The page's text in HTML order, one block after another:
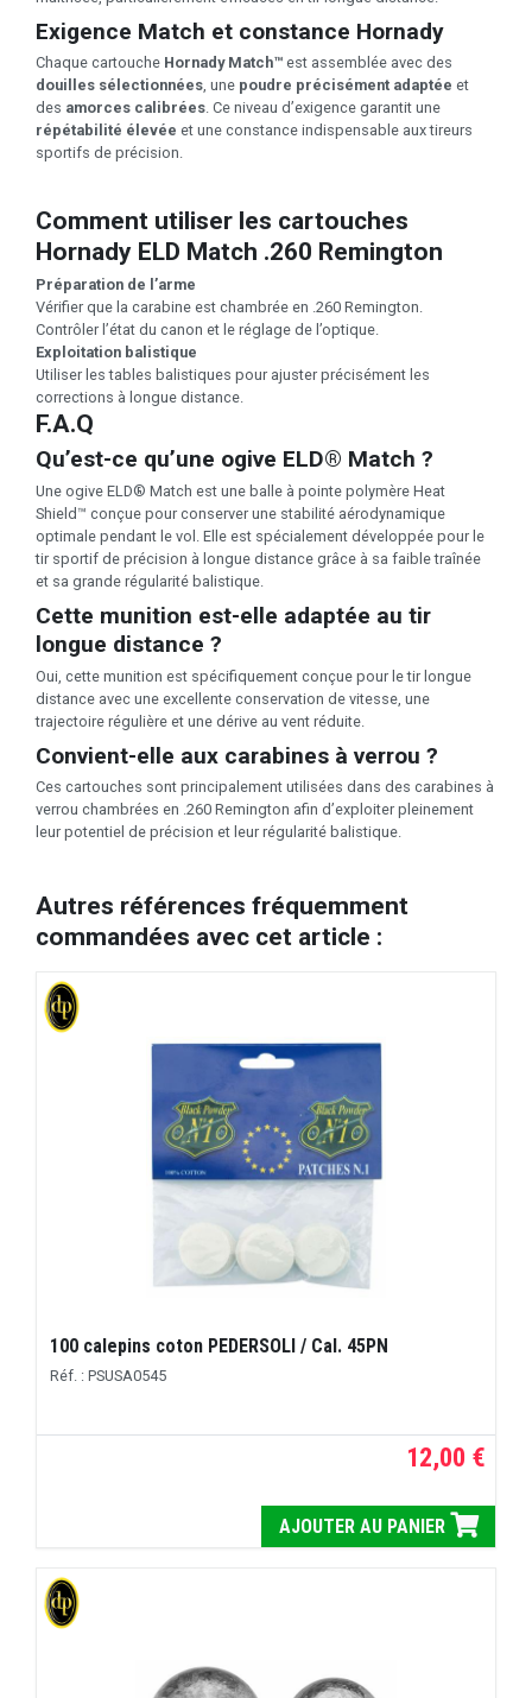
Exigence Match et constance Hornady
Chaque cartouche Hornady Match™ est assemblée avec des
douilles sélectionnées, une poudre précisément adaptée et
des amorces calibrées. Ce niveau d’exigence garantit une
répétabilité élevée et une constance indispensable aux tireurs
sportifs de précision.
Comment utiliser les cartouches
Hornady ELD Match .260 Remington
Préparation de l’arme
Vérifier que la carabine est chambrée en .260 Remington.
Contrôler l’état du canon et le réglage de l’optique.
Exploitation balistique
Utiliser les tables balistiques pour ajuster précisément les
corrections à longue distance.
F.A.Q
Qu’est-ce qu’une ogive ELD® Match ?
Une ogive ELD® Match est une balle à pointe polymère Heat
Shield™ conçue pour conserver une stabilité aérodynamique
optimale pendant le vol. Elle est spécialement développée pour le
tir sportif de précision à longue distance grâce à sa faible traînée
et sa grande régularité balistique.
Cette munition est-elle adaptée au tir
longue distance ?
Oui, cette munition est spécifiquement conçue pour le tir longue
distance avec une excellente conservation de vitesse, une
trajectoire régulière et une dérive au vent réduite.
Convient-elle aux carabines à verrou ?
Ces cartouches sont principalement utilisées dans des carabines à
verrou chambrées en .260 Remington afin d’exploiter pleinement
leur potentiel de précision et leur régularité balistique.
Autres références fréquemment
commandées avec cet article :
100 calepins coton PEDERSOLI / Cal. 45PN
Réf. : PSUSA0545
12,00 €
AJOUTER AU PANIER